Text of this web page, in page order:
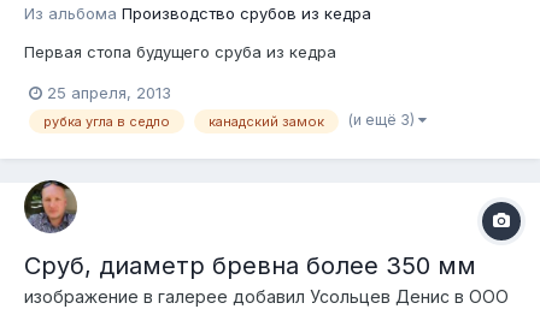
Из альбома Производство срубов из кедра
Первая стопа будущего сруба из кедра
25 апреля, 2013
рубка угла в седло канадский замок (и ещё 3)
Сруб, диаметр бревна более 350 мм
изображение в галерее добавил Усольцев Денис в ООО